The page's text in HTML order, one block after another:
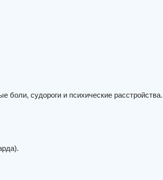
боли, судороги и психические расстройства.